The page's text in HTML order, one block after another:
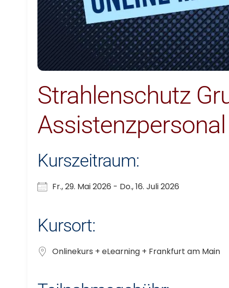
Strahlenschutz
Assistenzpersonal
Kurszeitraum:
Fr., 29. Mai 2026 - Do., 16. Juli 2026
Kursort:
Onlinekurs + eLearning + Frankfurt am Main